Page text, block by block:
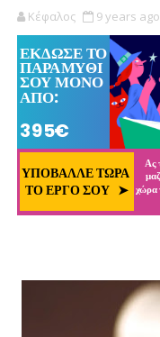
Κέφαλος 9 years ago